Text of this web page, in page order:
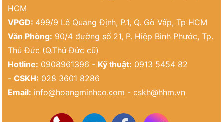
HCM
VPGD: 499/9 Lê Quang Định, P.1, Q. Gò Vấp, Tp HCM
Văn Phòng: 90/4 đường số 21, P. Hiệp Bình Phước, Tp.
Thủ Đức (Q.Thủ Đức cũ)
Hotline: 0908961396 - Kỹ thuật: 0913 5454 82
- CSKH: 028 3601 8286
Email: info@hoangminhco.com - cskh@hhm.vn